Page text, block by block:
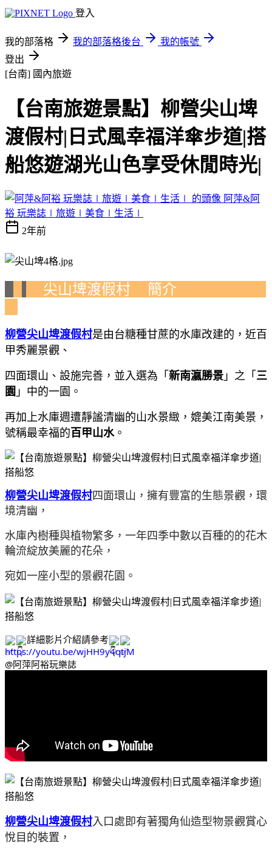
登入
我的部落格 我的部落格後台
我的帳號
登出
[台南] 國內旅遊
【台南旅遊景點】柳營尖山埤
渡假村|日式風幸福洋傘步道|搭
船悠遊湖光山色享受休閒時光|
阿萍&阿
裕 玩樂誌∣旅遊∣美食∣生活∣
2年前
尖山埤渡假村 簡介
柳營尖山埤渡假村是由台糖種甘蔗的水庫改建的，近百
甲秀麗景觀、
四面環山、設施完善，並入選為「 新南瀛勝景 」之「 三
園 」中的一園。
再加上水庫週遭靜謐清幽的山水景緻，媲美江南美景，
號稱最幸福的百甲山水。
柳營尖山埤渡假村四面環山，擁有豐富的生態景觀，環
境清幽，
水庫內樹種與植物繁多， 一年四季中數以百種的的花木
輪流綻放美麗的花朵，
宛如一座小型的景觀花園。
詳細影片介紹請參考
https://youtu.be/wjHH9y4qtjM
@阿萍阿裕玩樂誌
柳營尖山埤渡假村入口處即有著獨角仙造型物景觀賞心
悅目的裝置 ，